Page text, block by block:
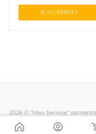
В КОРЗИНУ
2026 © “Max Service”